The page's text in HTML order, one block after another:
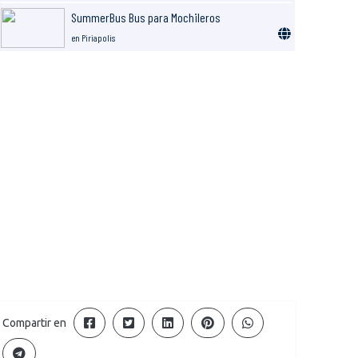
SummerBus Bus para Mochileros
en Piriapolis
Compartir en